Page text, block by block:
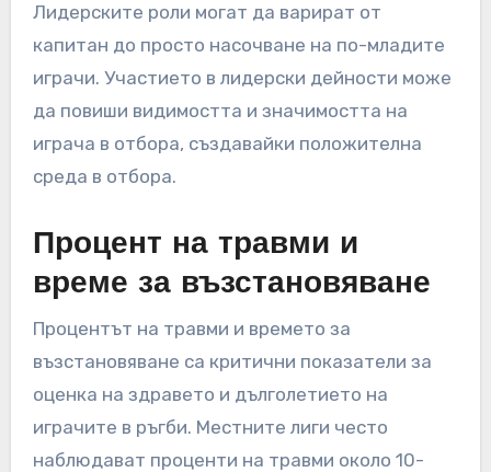
Лидерските роли могат да варират от
капитан до просто насочване на по-младите
играчи. Участието в лидерски дейности може
да повиши видимостта и значимостта на
играча в отбора, създавайки положителна
среда в отбора.
Процент на травми и
време за възстановяване
Процентът на травми и времето за
възстановяване са критични показатели за
оценка на здравето и дълголетието на
играчите в ръгби. Местните лиги често
наблюдават проценти на травми около 10-